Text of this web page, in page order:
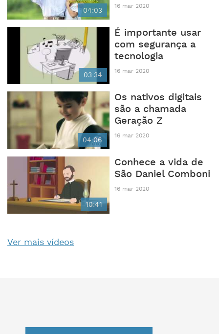
04:03
16 mar 2020
03:34
É importante usar
com segurança a
tecnologia
16 mar 2020
04:06
Os nativos digitais
são a chamada
Geração Z
16 mar 2020
10:41
Conhece a vida de
São Daniel Comboni
16 mar 2020
Ver mais vídeos